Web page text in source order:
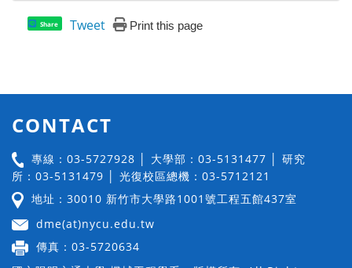
Share Tweet Print this page
CONTACT
專線：03-5727928 │ 大學部：03-5131477 │ 研究
所：03-5131479 │ 光復校區總機：03-5712121
地址：30010 新竹市大學路1001號工程五館437室
dme(at)nycu.edu.tw
傳真：03-5720634